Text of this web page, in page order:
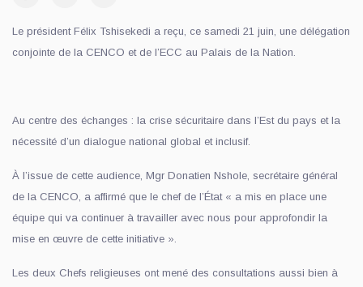
Le président Félix Tshisekedi a reçu, ce samedi 21 juin, une délégation
conjointe de la CENCO et de l’ECC au Palais de la Nation.
Au centre des échanges : la crise sécuritaire dans l’Est du pays et la
nécessité d’un dialogue national global et inclusif.
À l’issue de cette audience, Mgr Donatien Nshole, secrétaire général
de la CENCO, a affirmé que le chef de l’État « a mis en place une
équipe qui va continuer à travailler avec nous pour approfondir la
mise en œuvre de cette initiative ».
Les deux Chefs religieuses ont mené des consultations aussi bien à